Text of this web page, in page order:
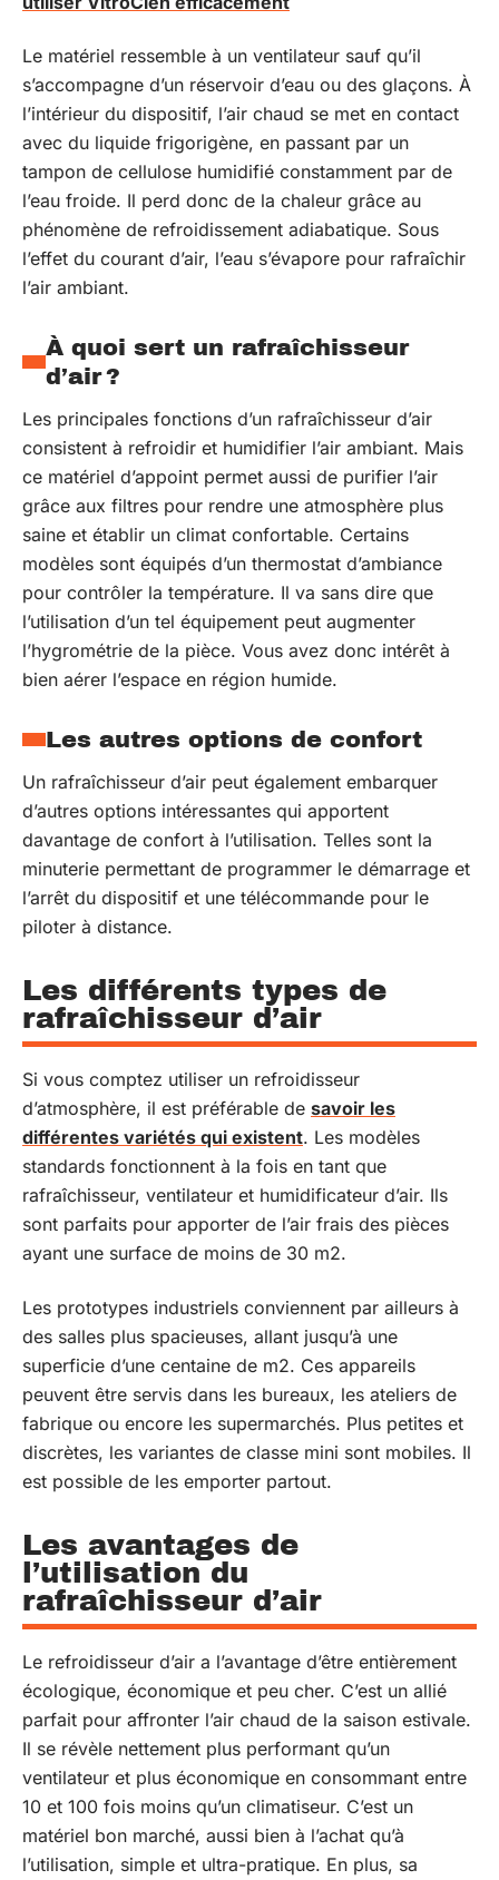
Le matériel ressemble à un ventilateur sauf qu’il
s’accompagne d’un réservoir d’eau ou des glaçons. À
l’intérieur du dispositif, l’air chaud se met en contact
avec du liquide frigorigène, en passant par un
tampon de cellulose humidifié constamment par de
l’eau froide. Il perd donc de la chaleur grâce au
phénomène de refroidissement adiabatique. Sous
l’effet du courant d’air, l’eau s’évapore pour rafraîchir
l’air ambiant.
À quoi sert un rafraîchisseur
d’air ?
Les principales fonctions d’un rafraîchisseur d’air
consistent à refroidir et humidifier l’air ambiant. Mais
ce matériel d’appoint permet aussi de purifier l’air
grâce aux filtres pour rendre une atmosphère plus
saine et établir un climat confortable. Certains
modèles sont équipés d’un thermostat d’ambiance
pour contrôler la température. Il va sans dire que
l’utilisation d’un tel équipement peut augmenter
l’hygrométrie de la pièce. Vous avez donc intérêt à
bien aérer l’espace en région humide.
Les autres options de confort
Un rafraîchisseur d’air peut également embarquer
d’autres options intéressantes qui apportent
davantage de confort à l’utilisation. Telles sont la
minuterie permettant de programmer le démarrage et
l’arrêt du dispositif et une télécommande pour le
piloter à distance.
Les différents types de
rafraîchisseur d’air
Si vous comptez utiliser un refroidisseur
d’atmosphère, il est préférable de savoir les
différentes variétés qui existent. Les modèles
standards fonctionnent à la fois en tant que
rafraîchisseur, ventilateur et humidificateur d’air. Ils
sont parfaits pour apporter de l’air frais des pièces
ayant une surface de moins de 30 m2.
Les prototypes industriels conviennent par ailleurs à
des salles plus spacieuses, allant jusqu’à une
superficie d’une centaine de m2. Ces appareils
peuvent être servis dans les bureaux, les ateliers de
fabrique ou encore les supermarchés. Plus petites et
discrètes, les variantes de classe mini sont mobiles. Il
est possible de les emporter partout.
Les avantages de
l’utilisation du
rafraîchisseur d’air
Le refroidisseur d’air a l’avantage d’être entièrement
écologique, économique et peu cher. C’est un allié
parfait pour affronter l’air chaud de la saison estivale.
Il se révèle nettement plus performant qu’un
ventilateur et plus économique en consommant entre
10 et 100 fois moins qu’un climatiseur. C’est un
matériel bon marché, aussi bien à l’achat qu’à
l’utilisation, simple et ultra-pratique. En plus, sa